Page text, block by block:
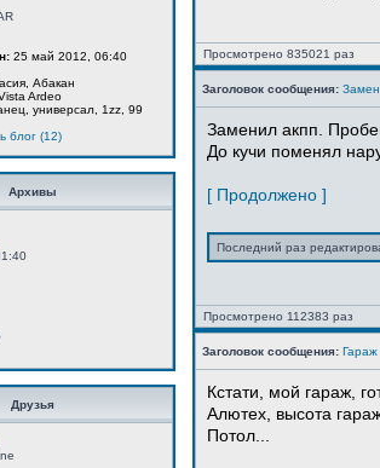
25 май 2012, 06:40
Абакан
Ardeo
универсал, 1zz, 99
блог (12)
Архивы
Друзья
Просмотрено 835021 раз
Заголовок сообщения:
Заменил акпп.
До кучи поменял
[ Продолжено ]
Последний раз
Просмотрено 112383 раз
Заголовок сообщения: Гараж
Кстати, мой гараж,
Алютех, высота
Потол...